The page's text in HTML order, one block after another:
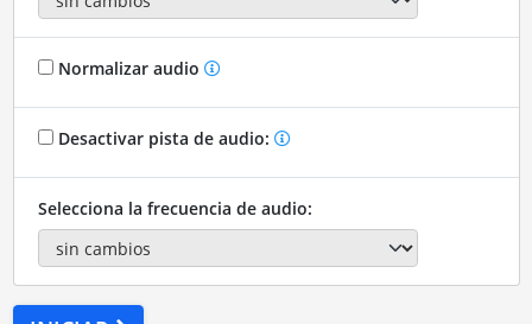
Normalizar audio
Desactivar pista de audio:
Selecciona la frecuencia de audio: